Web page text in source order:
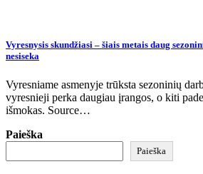
Vyresnysis skundžiasi – šiais metais daug
nesiseka
Vyresniame asmenyje trūksta sezoninių
vyresnieji perka daugiau įrangos, o kiti
išmokas. Source…
Paieška
Paieška